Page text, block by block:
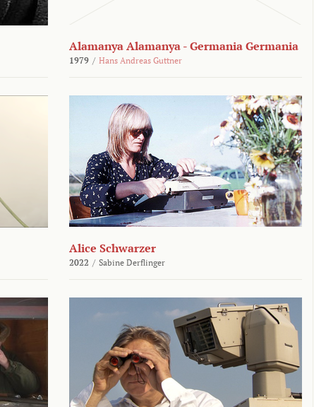
Alamanya Alamanya - Germania Germania
1979 / Hans Andreas Guttner
Alice Schwarzer
2022 / Sabine Derflinger